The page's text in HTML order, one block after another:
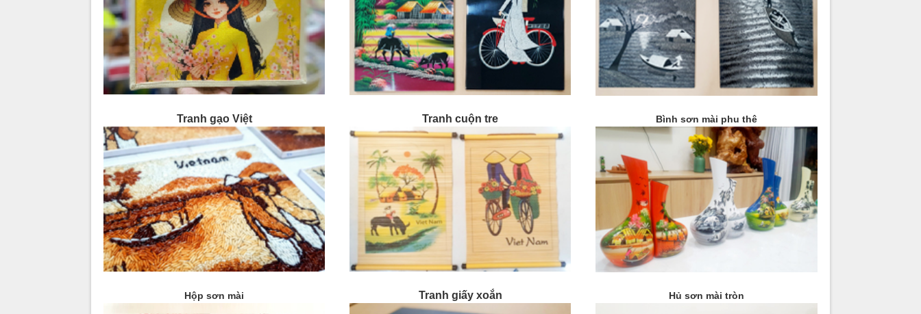
Tranh gạo Việt Tranh cuộn tre Bình sơn mài phu thê
Hộp sơn mài Tranh giấy xoắn Hủ sơn mài tròn